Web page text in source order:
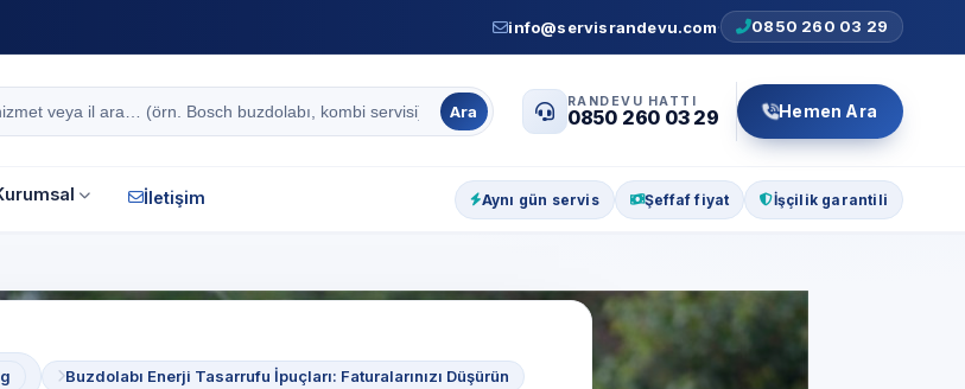
info@servisrandevu.com· 0850 260 03 29
Ara
RANDEVU HATTI
0850 260 03 29 Hemen Ara
İletişim Aynı gün servis Şeffaf fiyat İşçilik garantili
Buzdolabı Enerji Tasarrufu İpuçları: Faturalarınızı Düşürün